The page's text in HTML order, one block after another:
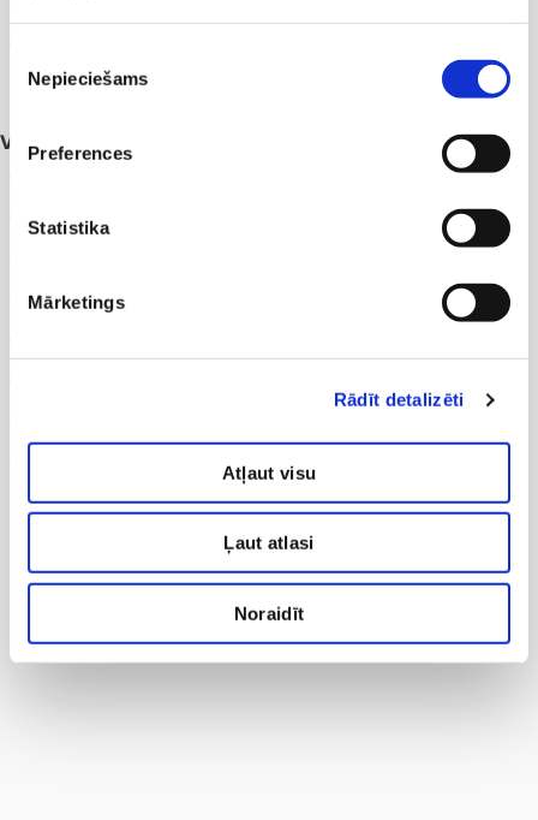
izvēle
Nepieciešams
Preferences
Statistika
Mārketings
Rādīt detalizēti
Atļaut visu
Ļaut atlasi
Noraidīt
iegūtās UV fotogrāfijas sniedz pilnīgu ar ādas UV
bojājumiem saistīto datu klāstu.
VISIA® sistēma analizē šādus faktorus:
krunciņas;
poras;
porfirīna baktēriju klātbūtne.